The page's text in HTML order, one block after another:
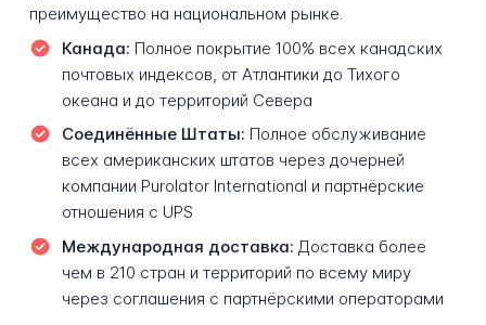
преимущество на национальном рынке.
Канада: Полное покрытие 100% всех канадских
почтовых индексов, от Атлантики до Тихого
океана и до территорий Севера
Соединённые Штаты: Полное обслуживание
всех американских штатов через дочерней
компании Purolator International и партнёрские
отношения с UPS
Международная доставка: Доставка более
чем в 210 стран и территорий по всему миру
через соглашения с партнёрскими операторами